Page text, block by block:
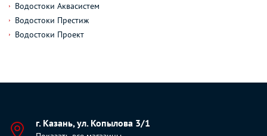
Водостоки Аквасистем
Водостоки Престиж
Водостоки Проект
г. Казань, ул. Копылова 3/1